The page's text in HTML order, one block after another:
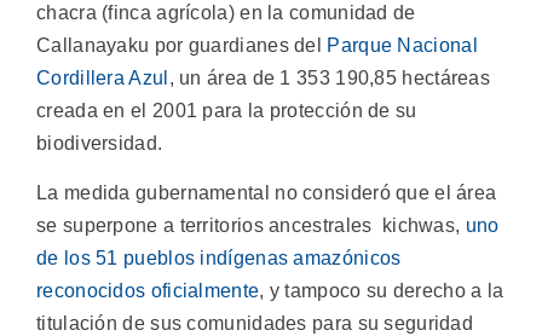
chacra (finca agrícola) en la comunidad de
Callanayaku por guardianes del Parque Nacional
Cordillera Azul , un área de 1 353 190,85 hectáreas
creada en el 2001 para la protección de su
biodiversidad.
La medida gubernamental no consideró que el área
se superpone a territorios ancestrales kichwas, uno
de los 51 pueblos indígenas amazónicos
reconocidos oficialmente, y tampoco su derecho a la
titulación de sus comunidades para su seguridad